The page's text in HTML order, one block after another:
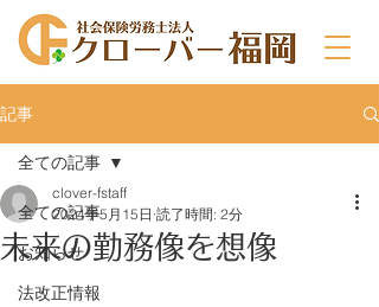
記事
全ての記事
お知らせ
法改正情報
全ての記事
未来の勤務像を想像
clover-fstaff
2024年5月15日 読了時間: 2分